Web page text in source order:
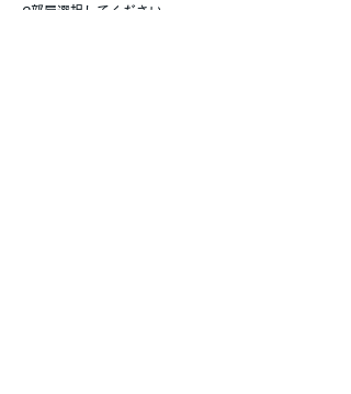
2部屋選択してください。